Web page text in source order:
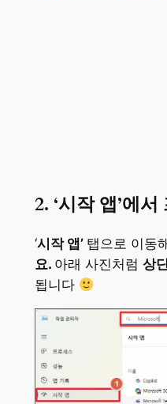
2. ‘시작 앱’에
‘시작 앱’ 탭으로 이동
요. 아래 사진처럼 상
됩니다